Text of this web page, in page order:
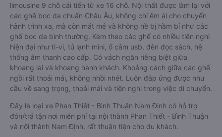
limousine 9 chỗ cải tiến từ xe 16 chỗ. Nội thất được làm lại với
các ghế bọc da chuẩn Châu Âu, không chỉ êm ái cho chuyến
hành trình xa, mà còn mát mẻ và không hề bị hầm bí như các
ghế bọc da bình thường. Kèm theo các ghế có nhiều tiện nghi
hiện đại như ti-vi, tủ lạnh mini, ổ cắm usb, đèn đọc sách, hệ
thống âm thanh cao cấp. Có vách ngăn riêng biệt giữa
khoang lái và khoang hành khách. Khoảng cách giữa các ghế
ngồi rất thoải mái, không nhồi nhét. Luôn đáp ứng được nhu
cầu về sang trọng, thoải mái và tiện nghi trong việc di chuyển.
Đây là loại xe Phan Thiết - Bình Thuận Nam Định có hỗ trợ
đón/trả tận nơi miễn phí tại nội thành Phan Thiết - Bình Thuận
và nội thành Nam Định, rất thuận tiện cho du khách.